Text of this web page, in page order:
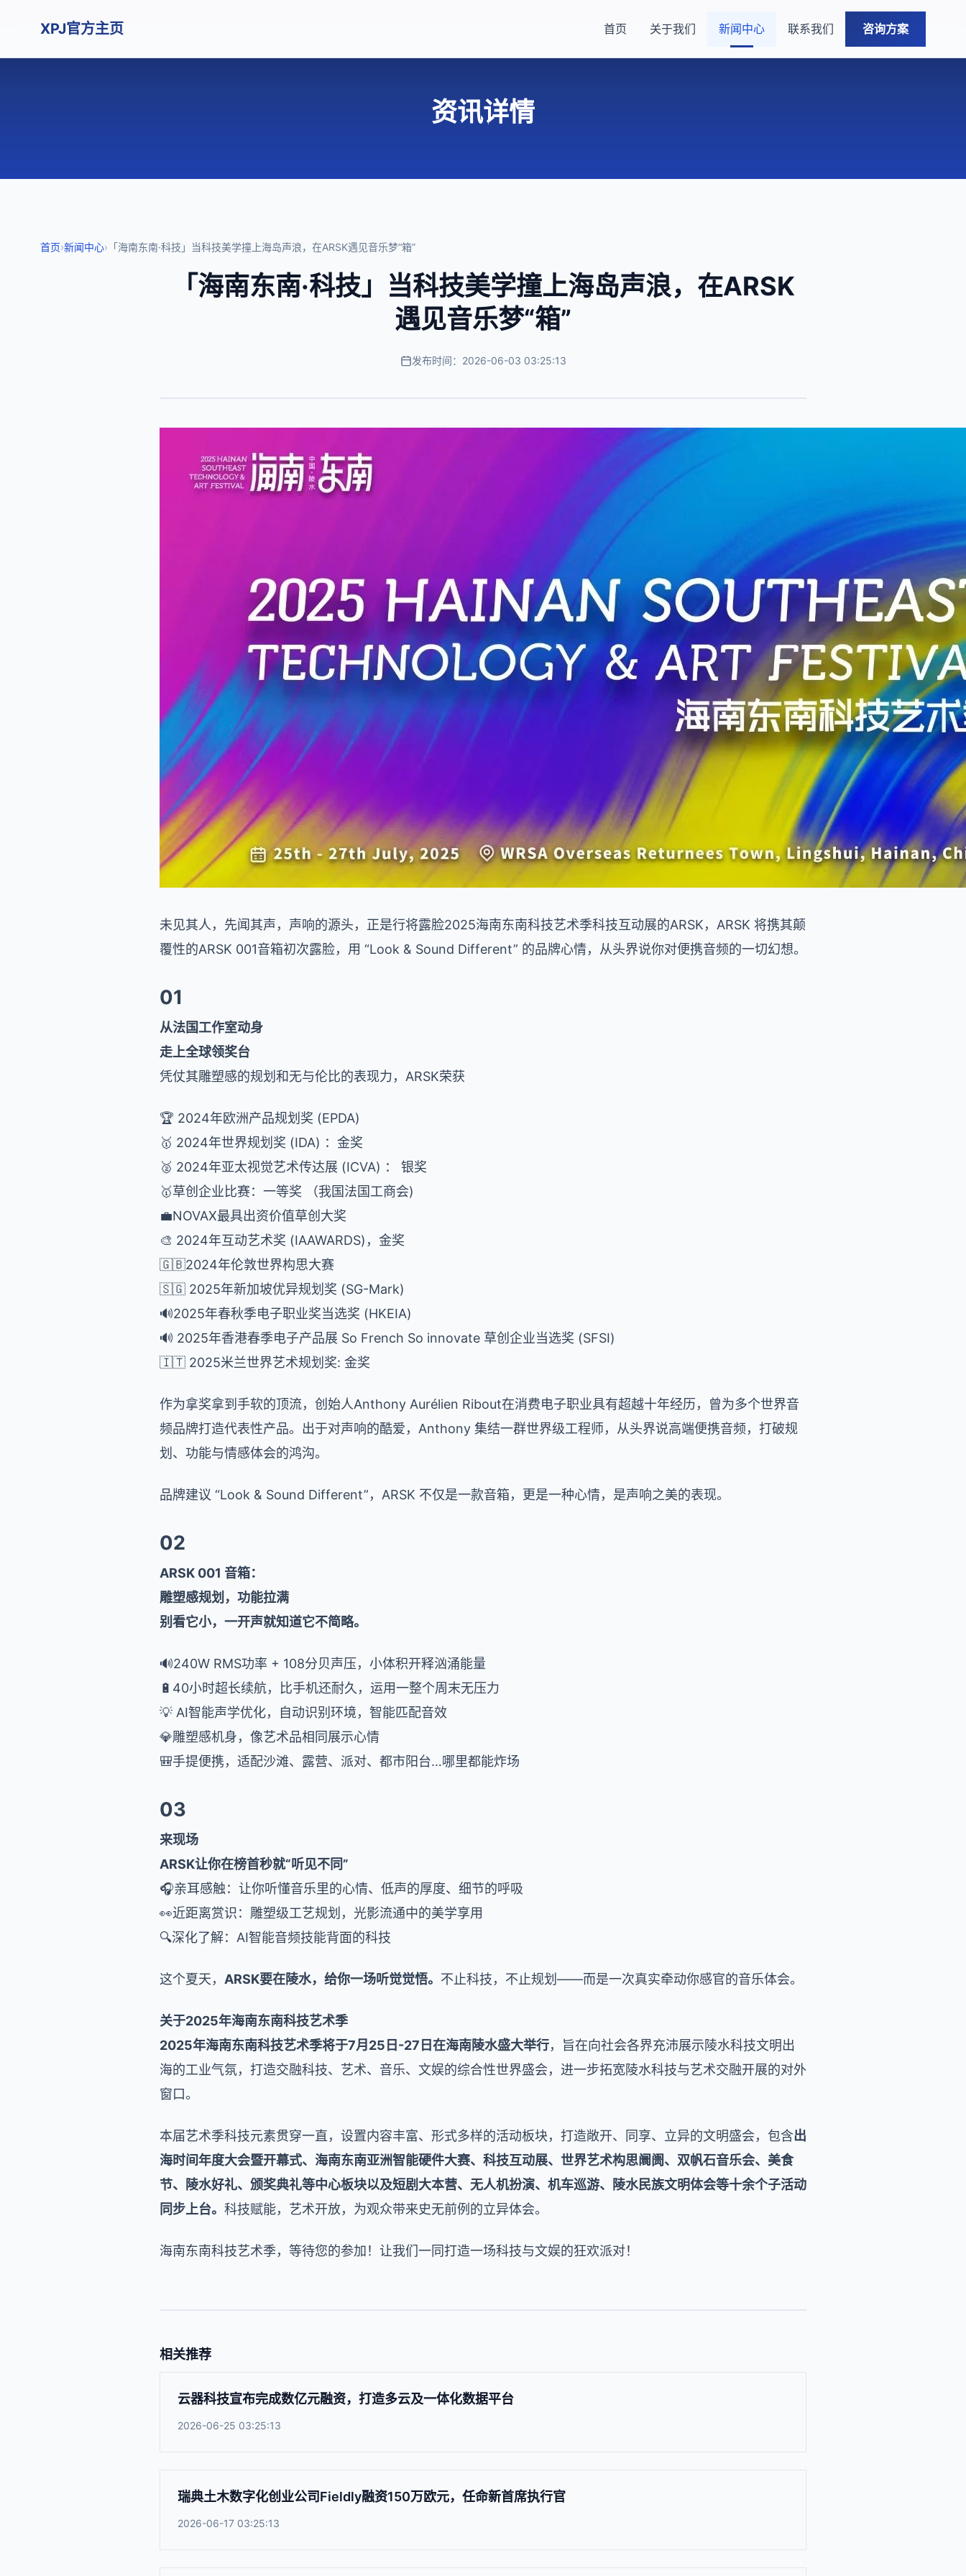
XPJ官方主页 首页 关于我们 新闻中心 联系我们 咨询方案
资讯详情
首页›新闻中心› 「海南东南·科技」当科技美学撞上海岛声浪，在ARSK遇见音乐梦“箱”
「海南东南·科技」当科技美学撞上海岛声浪，在ARSK
遇见音乐梦“箱”
发布时间：2026-06-03 03:25:13
未见其人，先闻其声，声响的源头，正是行将露脸2025海南东南科技艺术季科技互动展的ARSK，ARSK 将携其颠
覆性的ARSK 001音箱初次露脸，用 “Look & Sound Different” 的品牌心情，从头界说你对便携音频的一切幻想。
01
从法国工作室动身
走上全球领奖台
凭仗其雕塑感的规划和无与伦比的表现力，ARSK荣获
🏆 2024年欧洲产品规划奖 (EPDA)
🥇 2024年世界规划奖 (IDA) ：金奖
🥈 2024年亚太视觉艺术传达展 (ICVA) ： 银奖
🥇草创企业比赛：一等奖 （我国法国工商会)
💼NOVAX最具出资价值草创大奖
🎨 2024年互动艺术奖 (IAAWARDS)，金奖
🇬🇧2024年伦敦世界构思大赛
🇸🇬 2025年新加坡优异规划奖 (SG-Mark)
🔊2025年春秋季电子职业奖当选奖 (HKEIA)
🔊 2025年香港春季电子产品展 So French So innovate 草创企业当选奖 (SFSI)
🇮🇹 2025米兰世界艺术规划奖: 金奖
作为拿奖拿到手软的顶流，创始人Anthony Aurélien Ribout在消费电子职业具有超越十年经历，曾为多个世界音
频品牌打造代表性产品。出于对声响的酷爱，Anthony 集结一群世界级工程师，从头界说高端便携音频，打破规
划、功能与情感体会的鸿沟。
品牌建议 “Look & Sound Different”，ARSK 不仅是一款音箱，更是一种心情，是声响之美的表现。
02
ARSK 001 音箱：
雕塑感规划，功能拉满
别看它小，一开声就知道它不简略。
🔊240W RMS功率 + 108分贝声压，小体积开释汹涌能量
🔋40小时超长续航，比手机还耐久，运用一整个周末无压力
💡 AI智能声学优化，自动识别环境，智能匹配音效
💎雕塑感机身，像艺术品相同展示心情
🎒手提便携，适配沙滩、露营、派对、都市阳台…哪里都能炸场
03
来现场
ARSK让你在榜首秒就“听见不同”
🎧亲耳感触：让你听懂音乐里的心情、低声的厚度、细节的呼吸
👀近距离赏识：雕塑级工艺规划，光影流通中的美学享用
🔍深化了解：AI智能音频技能背面的科技
这个夏天， ARSK要在陵水，给你一场听觉觉悟。 不止科技，不止规划——而是一次真实牵动你感官的音乐体会。
关于2025年海南东南科技艺术季
2025年海南东南科技艺术季将于7月25日-27日在海南陵水盛大举行，旨在向社会各界充沛展示陵水科技文明出
海的工业气氛，打造交融科技、艺术、音乐、文娱的综合性世界盛会，进一步拓宽陵水科技与艺术交融开展的对外
窗口。
本届艺术季科技元素贯穿一直，设置内容丰富、形式多样的活动板块，打造敞开、同享、立异的文明盛会，包含出
海时间年度大会暨开幕式、海南东南亚洲智能硬件大赛、科技互动展、世界艺术构思阛阓、双帆石音乐会、美食
节、陵水好礼、颁奖典礼等中心板块以及短剧大本营、无人机扮演、机车巡游、陵水民族文明体会等十余个子活动
同步上台。 科技赋能，艺术开放，为观众带来史无前例的立异体会。
海南东南科技艺术季，等待您的参加！让我们一同打造一场科技与文娱的狂欢派对！
相关推荐
云器科技宣布完成数亿元融资，打造多云及一体化数据平台
2026-06-25 03:25:13
瑞典土木数字化创业公司Fieldly融资150万欧元，任命新首席执行官
2026-06-17 03:25:13